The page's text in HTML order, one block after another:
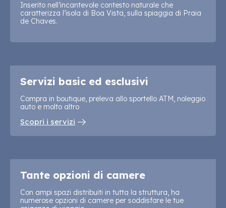
Inserito nell’incantevole contesto naturale che
caratterizza l’isola di Boa Vista, sulla spiaggia di Praia
de Chaves.
Servizi basic ed esclusivi
Compra in boutique, preleva allo sportello ATM, noleggio
auto e molto altro
Scopri i servizi
Tante opzioni di camere
Con ampi spazi distribuiti in tutta la struttura, ha
numerose opzioni di camere per soddisfare le tue